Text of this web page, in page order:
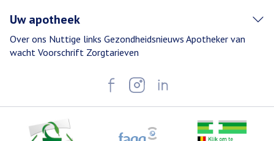
Uw apotheek
Over ons Nuttige links Gezondheidsnieuws Apotheker van
wacht Voorschrift Zorgtarieven